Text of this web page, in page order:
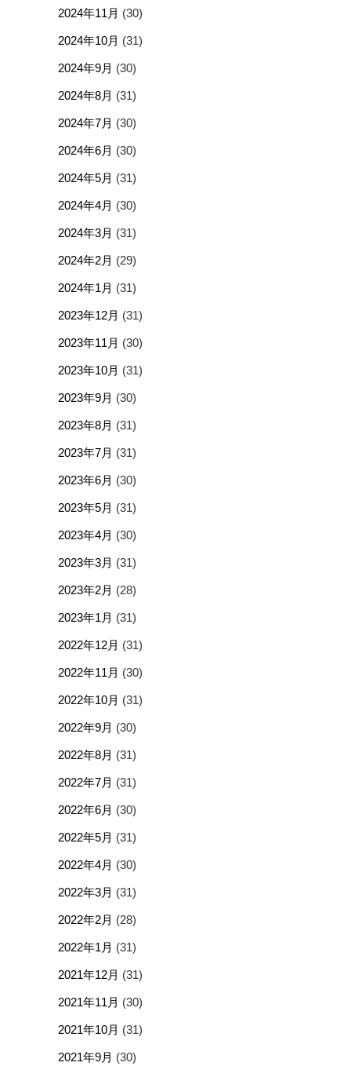
2024年11月 (30)
2024年10月 (31)
2024年9月 (30)
2024年8月 (31)
2024年7月 (30)
2024年6月 (30)
2024年5月 (31)
2024年4月 (30)
2024年3月 (31)
2024年2月 (29)
2024年1月 (31)
2023年12月 (31)
2023年11月 (30)
2023年10月 (31)
2023年9月 (30)
2023年8月 (31)
2023年7月 (31)
2023年6月 (30)
2023年5月 (31)
2023年4月 (30)
2023年3月 (31)
2023年2月 (28)
2023年1月 (31)
2022年12月 (31)
2022年11月 (30)
2022年10月 (31)
2022年9月 (30)
2022年8月 (31)
2022年7月 (31)
2022年6月 (30)
2022年5月 (31)
2022年4月 (30)
2022年3月 (31)
2022年2月 (28)
2022年1月 (31)
2021年12月 (31)
2021年11月 (30)
2021年10月 (31)
2021年9月 (30)